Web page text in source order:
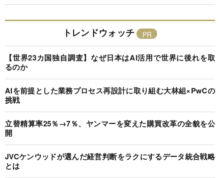
トレンドウォッチ
【世界23カ国独自調査】なぜ日本はAI活用で世界に後れを取
るのか
AIを前提とした業務プロセス再設計に取り組む大林組×PwCの
挑戦
立替精算率25％→7％、ヤンマーを変えた購買改革の全貌を公
開
JVCケンウッドが選んだ経営判断をラクにするデータ統合戦略
とは